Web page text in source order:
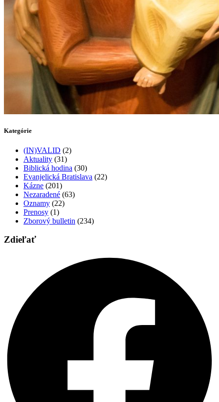
Kategórie
(IN)VALID (2)
Aktuality (31)
Biblická hodina (30)
Evanjelická Bratislava (22)
Kázne (201)
Nezaradené (63)
Oznamy (22)
Prenosy (1)
Zborový bulletin (234)
Zdieľať